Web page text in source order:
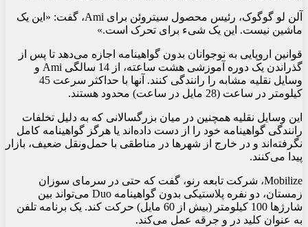
آلن لو گوگوک، رئیس محصول سیتروئن برای Ami، گفت: «این یک
ماشین نیست. این یک شیء برای تحرک است.»
قوانین اروپایی به نوجوانان بدون گواهینامه اجازه می‌دهد تا پس از
گذراندن یک دوره آموزشی هشت ساعته، از 14 سالگی Ami و
وسایل نقلیه مشابه را رانندگی کنند. آنها با حداکثر سرعت 45
کیلومتر در ساعت (28 مایل در ساعت) محدود هستند.
این وسایل نقلیه همچنین در میان بزرگسالانی که به دلیل تخلفات
رانندگی گواهینامه خود را از دست داده‌اند یا هرگز گواهینامه کامل
نگرفته‌اند و در خارج از شهرها در مناطقی با حمل‌ونقل ضعیف، بازار
پیدا می‌کنند.
Mobilize، شرکت تابعه رنو، گفت که حتی در سرمای سوزان
زمستان، دو نفره پلاستیکی بدون گواهینامه Duo می‌تواند بین
شارژها 100 کیلومتر (بیش از 60 مایل) حرکت کند. یک برنامه تلفن
به عنوان کلید در و جرقه عمل می‌کند.